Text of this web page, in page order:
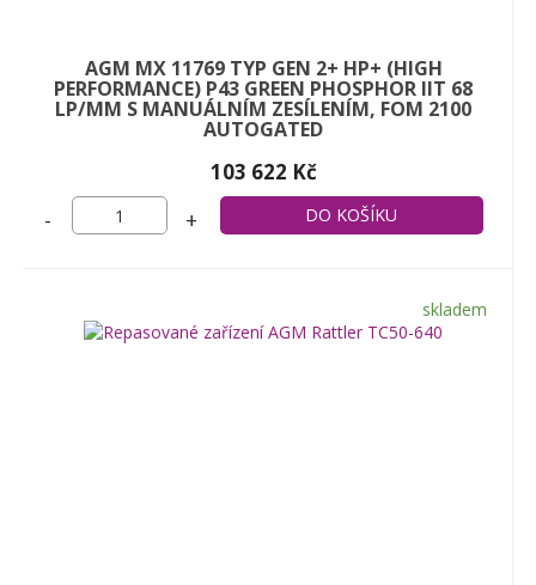
AGM MX 11769 TYP GEN 2+ HP+ (HIGH
PERFORMANCE) P43 GREEN PHOSPHOR IIT 68
LP/MM S MANUÁLNÍM ZESÍLENÍM, FOM 2100
AUTOGATED
103 622 Kč
- +
skladem